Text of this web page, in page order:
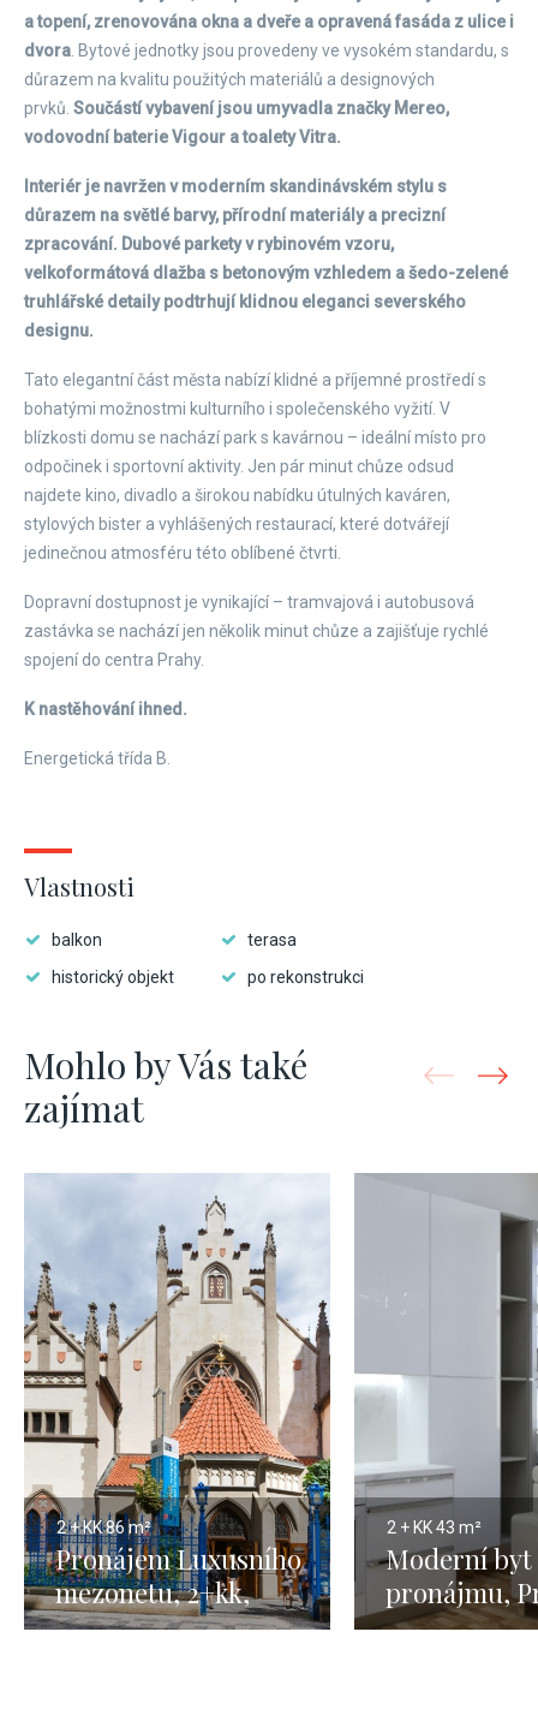
a topení, zrenovována okna a dveře a opravená fasáda z ulice i
dvora . Bytové jednotky jsou provedeny ve vysokém standardu, s
důrazem na kvalitu použitých materiálů a designových
prvků. Součástí vybavení jsou umyvadla značky Mereo,
vodovodní baterie Vigour a toalety Vitra.
Interiér je navržen v moderním skandinávském stylu s
důrazem na světlé barvy, přírodní materiály a precizní
zpracování. Dubové parkety v rybinovém vzoru,
velkoformátová dlažba s betonovým vzhledem a šedo-zelené
truhlářské detaily podtrhují klidnou eleganci severského
designu.
Tato elegantní část města nabízí klidné a příjemné prostředí s
bohatými možnostmi kulturního i společenského vyžití. V
blízkosti domu se nachází park s kavárnou – ideální místo pro
odpočinek i sportovní aktivity. Jen pár minut chůze odsud
najdete kino, divadlo a širokou nabídku útulných kaváren,
stylových bister a vyhlášených restaurací, které dotvářejí
jedinečnou atmosféru této oblíbené čtvrti.
Dopravní dostupnost je vynikající – tramvajová i autobusová
zastávka se nachází jen několik minut chůze a zajišťuje rychlé
spojení do centra Prahy.
K nastěhování ihned.
Energetická třída B.
Vlastnosti
balkon
terasa
historický objekt
po rekonstrukci
Mohlo by Vás také
zajímat
2 + KK86 m²
Pronájem Luxusního
mezonetu, 2+kk,
Praha 1, Josefov,
2 + KK43 m²
Moderní byt
pronájmu,
Vinohrady –